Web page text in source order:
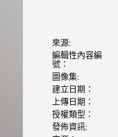
來源:
編輯性內容編
號：
圖像集:
建立日期：
上傳日期：
授權類型：
發佈資訊: